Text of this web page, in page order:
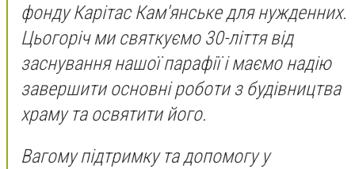
фонду Карітас Кам'янське для нужденних.
Цьогоріч ми святкуємо 30-ліття від
заснування нашої парафії і маємо надію
завершити основні роботи з будівництва
храму та освятити його.
Вагому підтримку та допомогу у